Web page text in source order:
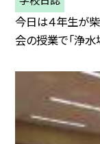
今日は４年生が
会の授業で「浄水